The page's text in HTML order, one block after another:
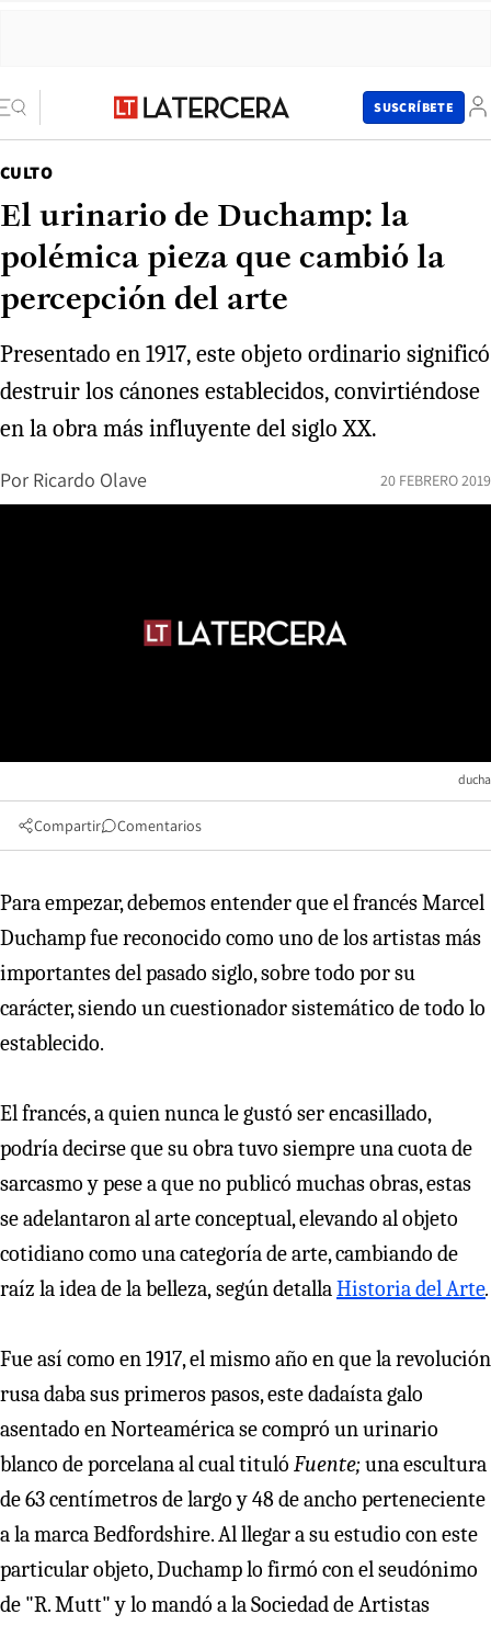
SUSCRÍBETE
CULTO
El urinario de Duchamp: la
polémica pieza que cambió la
percepción del arte
Presentado en 1917, este objeto ordinario significó
destruir los cánones establecidos, convirtiéndose
en la obra más influyente del siglo XX.
Por Ricardo Olave 20 FEBRERO 2019
ducha
Compartir Comentarios
Para empezar, debemos entender que el francés Marcel
Duchamp fue reconocido como uno de los artistas más
importantes del pasado siglo, sobre todo por su
carácter, siendo un cuestionador sistemático de todo lo
establecido.
El francés, a quien nunca le gustó ser encasillado,
podría decirse que su obra tuvo siempre una cuota de
sarcasmo y pese a que no publicó muchas obras, estas
se adelantaron al arte conceptual, elevando al objeto
cotidiano como una categoría de arte, cambiando de
raíz la idea de la belleza, según detallaHistoria del Arte.
Fue así como en 1917, el mismo año en que la revolución
rusa daba sus primeros pasos, este dadaísta galo
asentado en Norteamérica se compró un urinario
blanco de porcelana al cual tituló Fuente;una escultura
de 63 centímetros de largo y 48 de ancho perteneciente
a la marca Bedfordshire. Al llegar a su estudio con este
particular objeto, Duchamp lo firmó con el seudónimo
de "R. Mutt" y lo mandó a la Sociedad de Artistas